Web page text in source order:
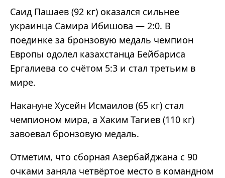
Саид Пашаев (92 кг) оказался сильнее
украинца Самира Ибишова — 2:0. В
поединке за бронзовую медаль чемпион
Европы одолел казахстанца Бейбариса
Ергалиева со счётом 5:3 и стал третьим в
мире.
Накануне Хусейн Исмаилов (65 кг) стал
чемпионом мира, а Хаким Тагиев (110 кг)
завоевал бронзовую медаль.
Отметим, что сборная Азербайджана с 90
очками заняла четвёртое место в командном